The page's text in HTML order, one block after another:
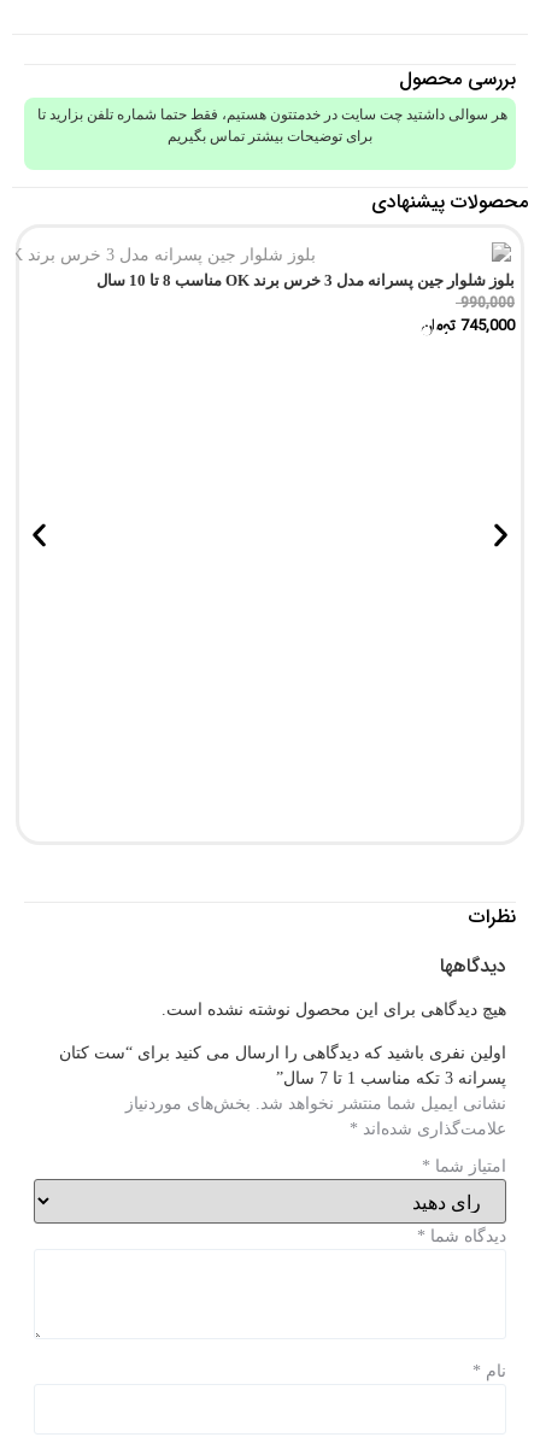
بررسی محصول
هر سوالی داشتید چت سایت در خدمتتون هستیم، فقط حتما شماره تلفن بزارید تا
برای توضیحات بیشتر تماس بگیریم
محصولات پیشنهادی
تمام شد!
بلوز شلوار جین پسرانه مدل 3 خرس برند OK مناسب 8 تا 10 سال
990,000
745,000تومان
نظرات
دیدگاهها
هیچ دیدگاهی برای این محصول نوشته نشده است.
اولین نفری باشید که دیدگاهی را ارسال می کنید برای “ست کتان
پسرانه 3 تکه مناسب 1 تا 7 سال”
نشانی ایمیل شما منتشر نخواهد شد.
بخش‌های موردنیاز
علامت‌گذاری شده‌اند *
امتیاز شما *
دیدگاه شما *
نام *